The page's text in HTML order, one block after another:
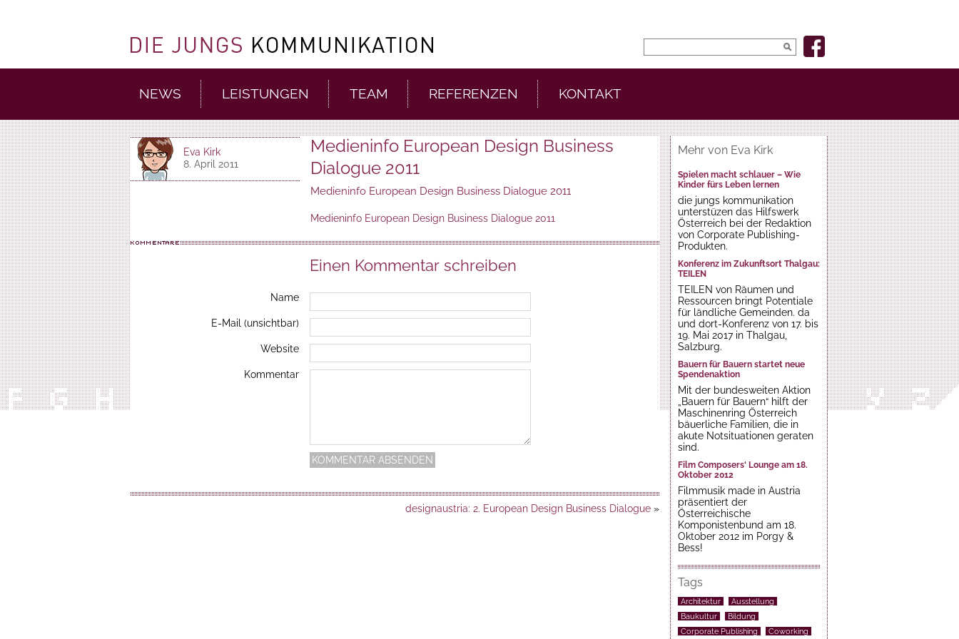
NEWS LEISTUNGEN TEAM REFERENZEN KONTAKT
Eva Kirk
8. April 2011
Medieninfo European Design Business
Dialogue 2011
Medieninfo European Design Business Dialogue 2011
Medieninfo European Design Business Dialogue 2011
Einen Kommentar schreiben
Name
E-Mail (unsichtbar)
Website
Kommentar
designaustria: 2. European Design Business Dialogue »
Mehr von Eva Kirk
Spielen macht schlauer – Wie
Kinder fürs Leben lernen
die jungs kommunikation
unterstüzen das Hilfswerk
Österreich bei der Redaktion
von Corporate Publishing-
Produkten.
Konferenz im Zukunftsort Thalgau:
TEILEN
TEILEN von Räumen und
Ressourcen bringt Potentiale
für ländliche Gemeinden. da
und dort-Konferenz von 17. bis
19. Mai 2017 in Thalgau,
Salzburg.
Bauern für Bauern startet neue
Spendenaktion
Mit der bundesweiten Aktion
„Bauern für Bauern“ hilft der
Maschinenring Österreich
bäuerliche Familien, die in
akute Notsituationen geraten
sind.
Film Composers‘ Lounge am 18.
Oktober 2012
Filmmusik made in Austria
präsentiert der
Österreichische
Komponistenbund am 18.
Oktober 2012 im Porgy &
Bess!
Tags
Architektur
Ausstellung
Baukultur
Bildung
Corporate Publishing
Coworking